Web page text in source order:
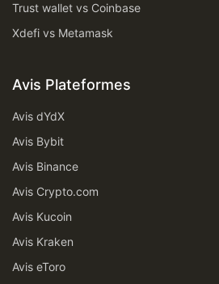
Trust wallet vs Coinbase
Xdefi vs Metamask
Avis Plateformes
Avis dYdX
Avis Bybit
Avis Binance
Avis Crypto.com
Avis Kucoin
Avis Kraken
Avis eToro